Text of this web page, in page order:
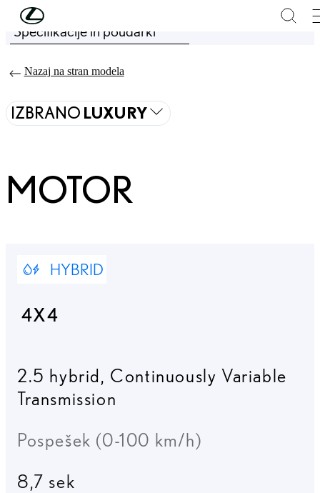
Skip to Main Content
Price is updated The price of your configuration is 148.400 €
Specifikacije in poudarki
Nazaj na stran modela
IZBRANO LUXURY
MOTOR
HYBRID
4X4
2.5 hybrid, Continuously Variable
Transmission
Pospešek (0-100 km/h)
8,7 sek